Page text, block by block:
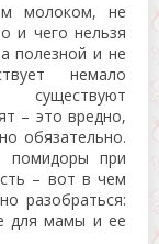
молоком, не
и чего нельзя
полезной и не
немало
– это вредно,
обязательно.
помидоры при
– вот в чем
разобраться:
для мамы и ее